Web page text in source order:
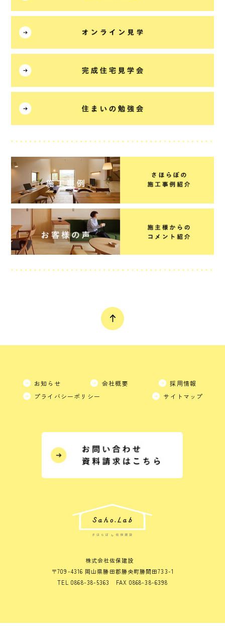
お知らせ 会社概要
採用情報
プライバシーポリシー
サイトマップ
株式会社佐保建設
〒709-4316 岡山県勝田郡勝央町勝間田733-1
TEL 0868-38-5363 FAX 0868-38-6398